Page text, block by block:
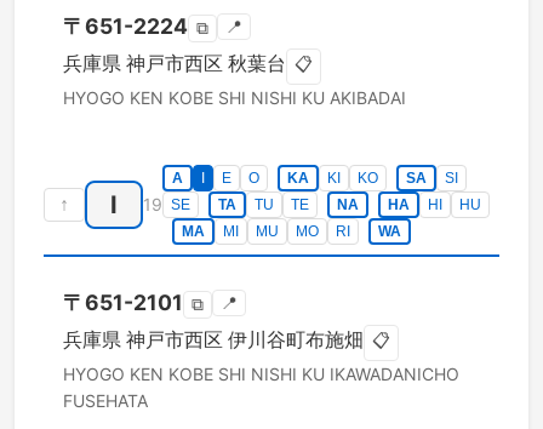
〒651-2224 ⧉ 📍
兵庫県 神戸市西区 秋葉台 📋
HYOGO KEN KOBE SHI NISHI KU AKIBADAI
↑ I 19
A E O KA KI KO SA
SI
SE
TA TU TE NA HA HI
HU
MA
MI MU MO RI WA
〒651-2101 ⧉ 📍
兵庫県 神戸市西区 伊川谷町布施畑 📋
HYOGO KEN KOBE SHI NISHI KU IKAWADANICHO
FUSEHATA